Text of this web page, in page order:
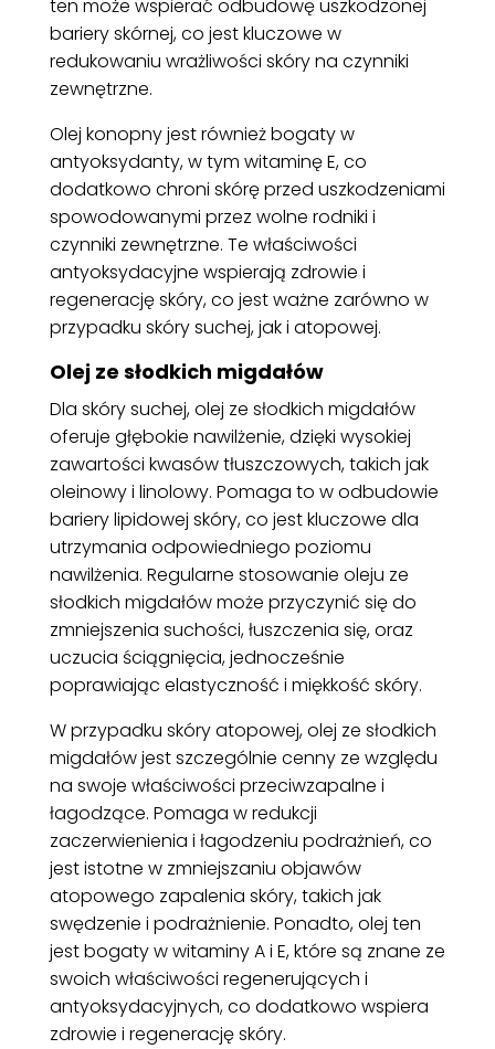
ten może wspierać odbudowę uszkodzonej
bariery skórnej, co jest kluczowe w
redukowaniu wrażliwości skóry na czynniki
zewnętrzne.
Olej konopny jest również bogaty w
antyoksydanty, w tym witaminę E, co
dodatkowo chroni skórę przed uszkodzeniami
spowodowanymi przez wolne rodniki i
czynniki zewnętrzne. Te właściwości
antyoksydacyjne wspierają zdrowie i
regenerację skóry, co jest ważne zarówno w
przypadku skóry suchej, jak i atopowej.
Olej ze słodkich migdałów
Dla skóry suchej, olej ze słodkich migdałów
oferuje głębokie nawilżenie, dzięki wysokiej
zawartości kwasów tłuszczowych, takich jak
oleinowy i linolowy. Pomaga to w odbudowie
bariery lipidowej skóry, co jest kluczowe dla
utrzymania odpowiedniego poziomu
nawilżenia. Regularne stosowanie oleju ze
słodkich migdałów może przyczynić się do
zmniejszenia suchości, łuszczenia się, oraz
uczucia ściągnięcia, jednocześnie
poprawiając elastyczność i miękkość skóry.
W przypadku skóry atopowej, olej ze słodkich
migdałów jest szczególnie cenny ze względu
na swoje właściwości przeciwzapalne i
łagodzące. Pomaga w redukcji
zaczerwienienia i łagodzeniu podrażnień, co
jest istotne w zmniejszaniu objawów
atopowego zapalenia skóry, takich jak
swędzenie i podrażnienie. Ponadto, olej ten
jest bogaty w witaminy A i E, które są znane ze
swoich właściwości regenerujących i
antyoksydacyjnych, co dodatkowo wspiera
zdrowie i regenerację skóry.